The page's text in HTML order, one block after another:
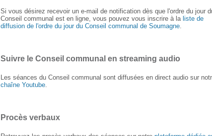
Si vous désirez recevoir un e-mail de notification dès que l'ordre du jour
Conseil communal est en ligne, vous pouvez vous inscrire à la liste de
diffusion de l'ordre du jour du Conseil communal de Soumagne
Suivre le Conseil communal en streaming audio
Les séances du Conseil communal sont diffusées en direct audio sur
chaîne Youtube
Procès verbaux